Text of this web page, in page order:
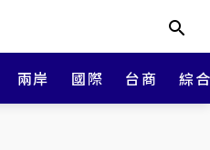
兩岸 國際 台商 綜